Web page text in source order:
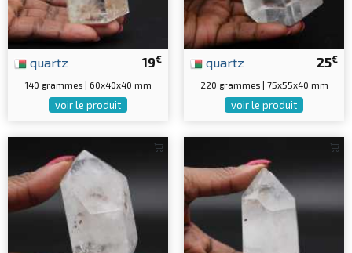
19€
quartz
140 grammes | 60x40x40 mm
voir le produit
25€
quartz
220 grammes | 75x55x40 mm
voir le produit